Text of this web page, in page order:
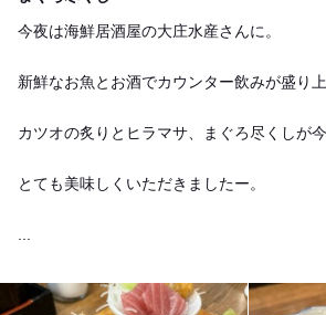
今夜は海鮮居酒屋の大庄水産さんに。
新鮮なお魚とお酒でカウンター飲みが盛り
カツオの炙りとヒラマサ、まぐろ尽くしが今
とても美味しくいただきましたー。